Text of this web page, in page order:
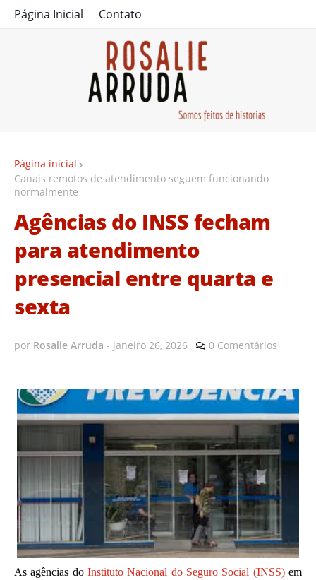
Página Inicial Contato
Página inicial
Canais remotos de atendimento seguem funcionando
normalmente
Agências do INSS fecham
para atendimento
presencial entre quarta e
sexta
por Rosalie Arruda - janeiro 26, 2026 0 Comentários
As agências do Instituto Nacional do Seguro Social (INSS)em